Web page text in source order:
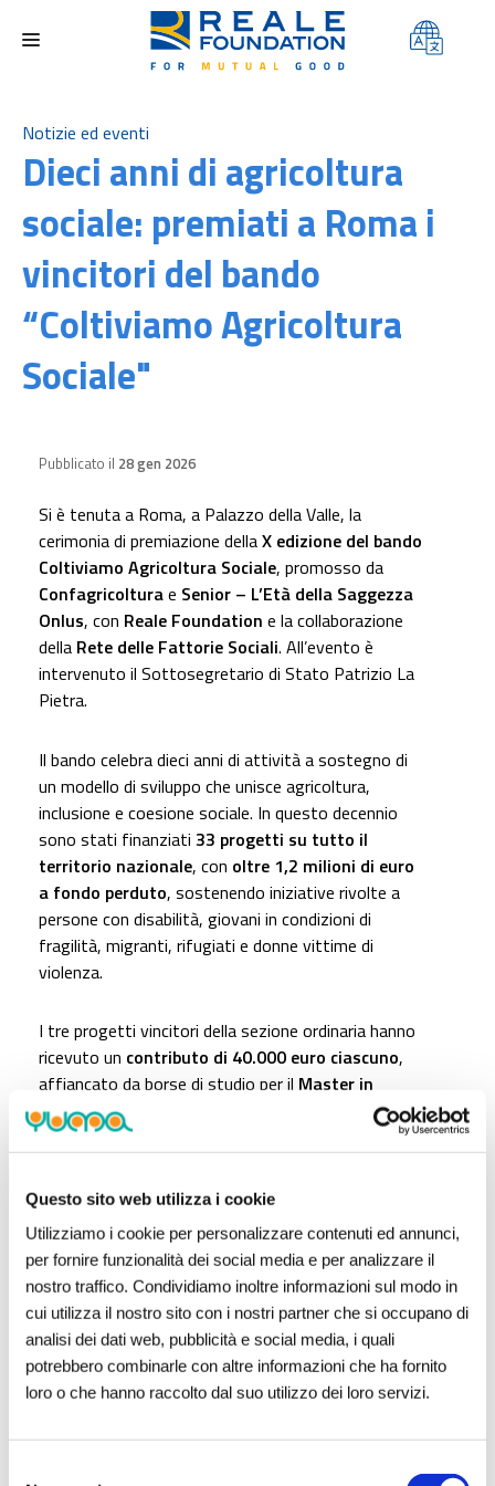
Questo sito web utilizza i cookie
Utilizziamo i cookie per personalizzare contenuti ed annunci,
per fornire funzionalità dei social media e per analizzare il
nostro traffico. Condividiamo inoltre informazioni sul modo in
cui utilizza il nostro sito con i nostri partner che si occupano di
analisi dei dati web, pubblicità e social media, i quali
potrebbero combinarle con altre informazioni che ha fornito
loro o che hanno raccolto dal suo utilizzo dei loro servizi.
AREE DI INTERVENTO
PROGETTI
CONTEST
MEDIA
CONTATTI
Notizie ed eventi
Dieci anni di agricoltura
sociale: premiati a Roma i
vincitori del bando
“Coltiviamo Agricoltura
Sociale"
Pubblicato il 28 gen 2026
Si è tenuta a Roma, a Palazzo della Valle, la
cerimonia di premiazione dellaX edizione del bando
Coltiviamo Agricoltura Sociale, promosso da
Confagricolturae Senior – L’Età della Saggezza
Onlus, con Reale Foundation e la collaborazione
della Rete delle Fattorie Sociali. All’evento è
intervenuto il Sottosegretario di Stato Patrizio La
Pietra.
Il bando celebra dieci anni di attività a sostegno di
un modello di sviluppo che unisce agricoltura,
inclusione e coesione sociale. In questo decennio
sono stati finanziati 33 progetti su tutto il
territorio nazionale, con oltre 1,2 milioni di euro
a fondo perduto, sostenendo iniziative rivolte a
persone con disabilità, giovani in condizioni di
fragilità, migranti, rifugiati e donne vittime di
violenza.
I tre progetti vincitori della sezione ordinaria hanno
ricevuto un contributo di 40.000 euro ciascuno,
affiancato da borse di studio per il Master in
Agricoltura Sociale dell’Università di Roma Tor
Vergata. In occasione del decennale è stato inoltre
un’impresa guidata da under 35, insieme al
gestione e riqualificazione del verde pubblico.
“La decima edizione del Bando Agricoltura Sociale
rappresenta un traguardo importante, che
conferma quanto questo percorso sia ormai un
pilastro della nostra missione – dichiaraLuca
fondazione corporate di Reale Group, continuiamo